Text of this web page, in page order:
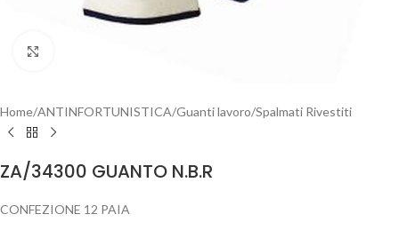
Home/ANTINFORTUNISTICA/Guanti lavoro/Spalmati Rivestiti
ZA/34300 GUANTO N.B.R
CONFEZIONE 12 PAIA